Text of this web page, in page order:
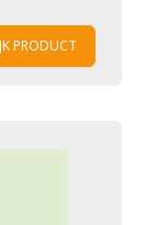
PRODUCT